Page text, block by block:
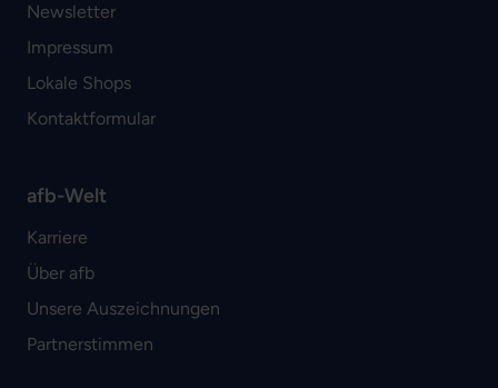
Newsletter
Impressum
Lokale Shops
Kontaktformular
afb-Welt
Karriere
Über afb
Unsere Auszeichnungen
Partnerstimmen